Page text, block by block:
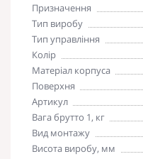
Призначення
Тип виробу
Тип управління
Колір
Матеріал корпуса
Поверхня
Артикул
Вага брутто 1, кг
Вид монтажу
Висота виробу, мм